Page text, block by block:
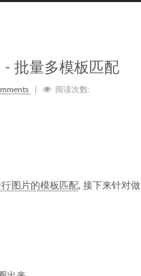
- 批量多模板匹配
阅读次数:
图片的模板匹配, 接下来针对做